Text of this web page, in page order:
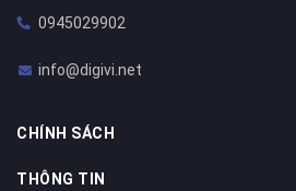
0945029902
info@digivi.net
CHÍNH SÁCH
THÔNG TIN